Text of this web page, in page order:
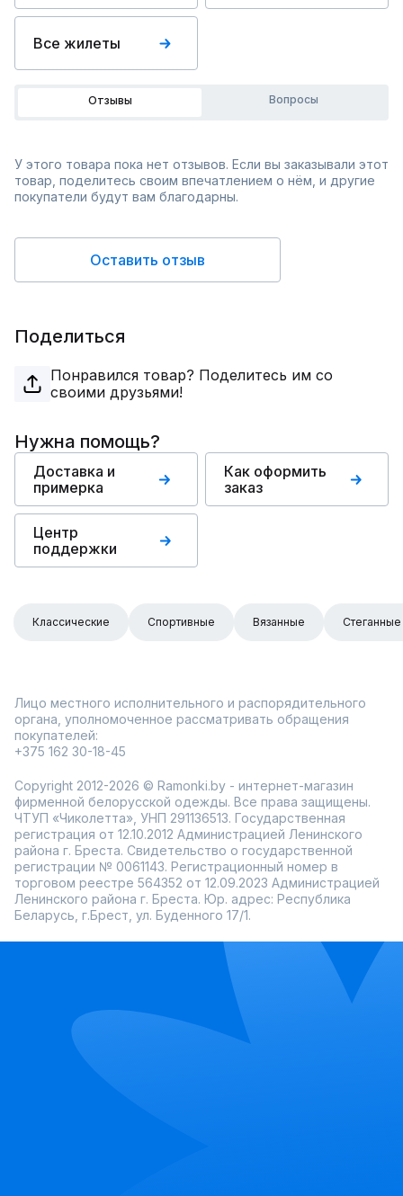
Все жилеты
Отзывы Вопросы
У этого товара пока нет отзывов. Если вы заказывали этот
товар, поделитесь своим впечатлением о нём, и другие
покупатели будут вам благодарны.
Оставить отзыв
Поделиться
Понравился товар? Поделитесь им со
своими друзьями!
Нужна помощь?
Доставка и
примерка
Как оформить
заказ
Центр
поддержки
Классические Спортивные Вязанные Стеганные
Лицо местного исполнительного и распорядительного
органа, уполномоченное рассматривать обращения
покупателей:
+375 162 30-18-45
Copyright 2012-2026 © Ramonki.by - интернет-магазин
фирменной белорусской одежды. Все права защищены.
ЧТУП «Чиколетта», УНП 291136513. Государственная
регистрация от 12.10.2012 Администрацией Ленинского
района г. Бреста. Свидетельство о государственной
регистрации № 0061143. Регистрационный номер в
торговом реестре 564352 от 12.09.2023 Администрацией
Ленинского района г. Бреста. Юр. адрес: Республика
Беларусь, г.Брест, ул. Буденного 17/1.